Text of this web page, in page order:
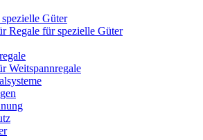
Güter
Regale für spezielle Güter
Weitspannregale